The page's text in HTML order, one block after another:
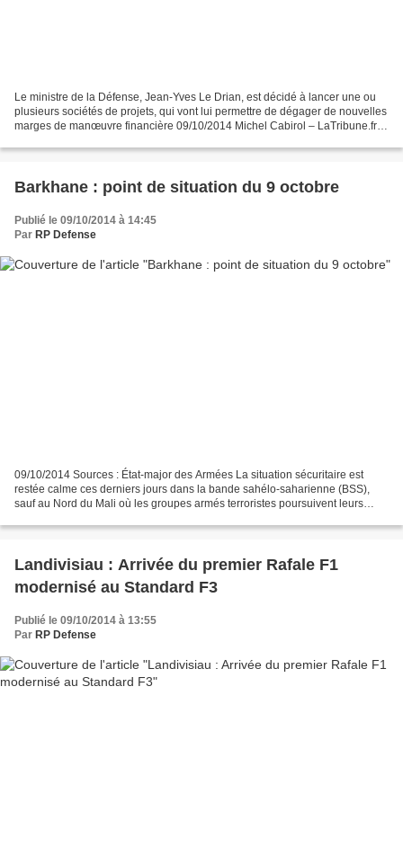
Le ministre de la Défense, Jean-Yves Le Drian, est décidé à lancer une ou
plusieurs sociétés de projets, qui vont lui permettre de dégager de nouvelles
marges de manœuvre financière 09/10/2014 Michel Cabirol – LaTribune.fr
Barkhane : point de situation du 9 octobre
Publié le 09/10/2014 à 14:45
Par RP Defense
09/10/2014 Sources : État-major des Armées La situation sécuritaire est
restée calme ces derniers jours dans la bande sahélo-saharienne (BSS),
sauf au Nord du Mali où les groupes armés terroristes poursuivent leurs
Landivisiau : Arrivée du premier Rafale F1
modernisé au Standard F3
Publié le 09/10/2014 à 13:55
Par RP Defense